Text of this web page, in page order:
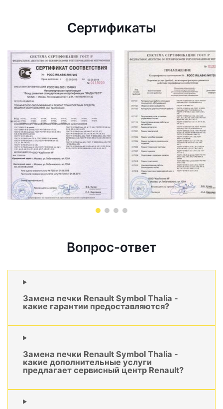
Сертификаты
Вопрос-ответ
Замена печки Renault Symbol Thalia -
какие гарантии предоставляются?
Замена печки Renault Symbol Thalia -
какие дополнительные услуги
предлагает сервисный центр Renault?